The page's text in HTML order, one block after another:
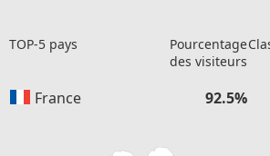
TOP-5 pays
Pourcentage
des visiteurs
France 92.5%